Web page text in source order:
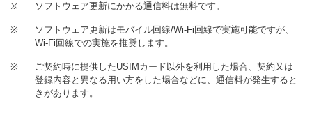
※ ソフトウェア更新にかかる通信料は無料です。
※
ソフトウェア更新はモバイル回線/Wi-Fi回線で実施可能ですが、
Wi-Fi回線での実施を推奨します。
※
ご契約時に提供したUSIMカード以外を利用した場合、契約又は
登録内容と異なる用い方をした場合などに、通信料が発生すると
きがあります。